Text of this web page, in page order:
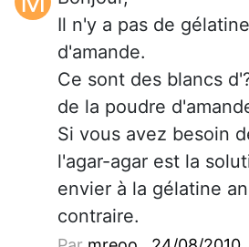
Il n'y a pas de
d'amande.
Ce sont des blancs
de la poudre
Si vous avez besoin
l'agar-agar est la
envier à la gélatine
contraire.